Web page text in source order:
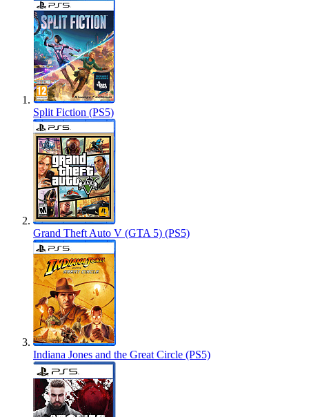
Split Fiction (PS5)
Grand Theft Auto V (GTA 5) (PS5)
Indiana Jones and the Great Circle (PS5)